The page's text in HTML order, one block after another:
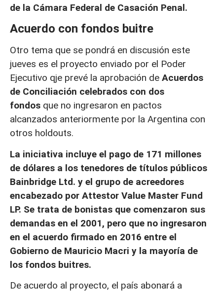
de la Cámara Federal de Casación Penal.
Acuerdo con fondos buitre
Otro tema que se pondrá en discusión este
jueves es el proyecto enviado por el Poder
Ejecutivo qje prevé la aprobación de Acuerdos
de Conciliación celebrados con dos
fondos que no ingresaron en pactos
alcanzados anteriormente por la Argentina con
otros holdouts.
La iniciativa incluye el pago de 171 millones
de dólares a los tenedores de títulos públicos
Bainbridge Ltd. y el grupo de acreedores
encabezado por Attestor Value Master Fund
LP. Se trata de bonistas que comenzaron sus
demandas en el 2001, pero que no ingresaron
en el acuerdo firmado en 2016 entre el
Gobierno de Mauricio Macri y la mayoría de
los fondos buitres.
De acuerdo al proyecto, el país abonará a